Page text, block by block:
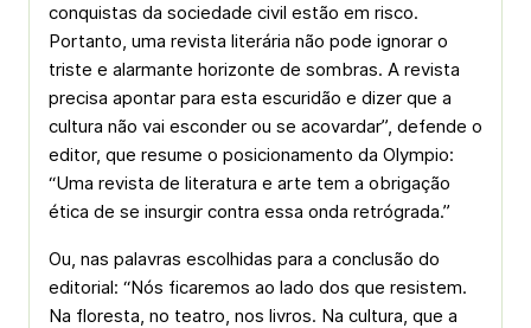
conquistas da sociedade civil estão em risco.
Portanto, uma revista literária não pode ignorar o
triste e alarmante horizonte de sombras. A revista
precisa apontar para esta escuridão e dizer que a
cultura não vai esconder ou se acovardar”, defende o
editor, que resume o posicionamento da Olympio:
“Uma revista de literatura e arte tem a obrigação
ética de se insurgir contra essa onda retrógrada.”
Ou, nas palavras escolhidas para a conclusão do
editorial: “Nós ficaremos ao lado dos que resistem.
Na floresta, no teatro, nos livros. Na cultura, que a